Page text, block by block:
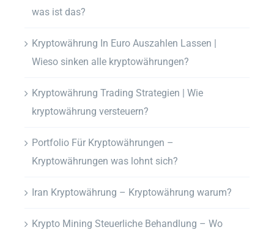
was ist das?
Kryptowährung In Euro Auszahlen Lassen |
Wieso sinken alle kryptowährungen?
Kryptowährung Trading Strategien | Wie
kryptowährung versteuern?
Portfolio Für Kryptowährungen –
Kryptowährungen was lohnt sich?
Iran Kryptowährung – Kryptowährung warum?
Krypto Mining Steuerliche Behandlung – Wo